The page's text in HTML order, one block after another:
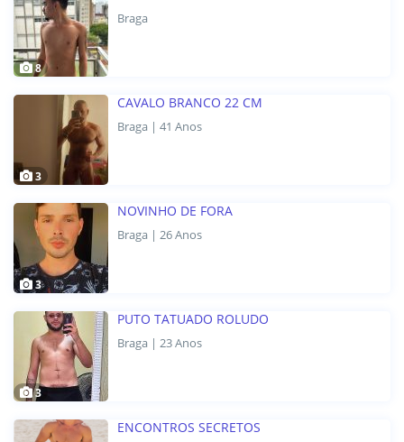
8
Braga
3
CAVALO BRANCO 22 CM
Braga | 41 Anos
3
NOVINHO DE FORA
Braga | 26 Anos
3
PUTO TATUADO ROLUDO
Braga | 23 Anos
ENCONTROS SECRETOS